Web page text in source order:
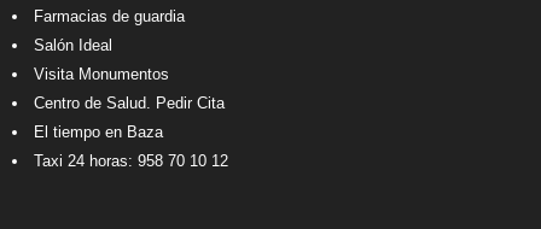
Farmacias de guardia
Salón Ideal
Visita Monumentos
Centro de Salud. Pedir Cita
El tiempo en Baza
Taxi 24 horas: 958 70 10 12